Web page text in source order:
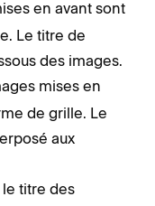
en avant sont
Le titre de
des images.
mises en
de grille. Le
aux
titre des